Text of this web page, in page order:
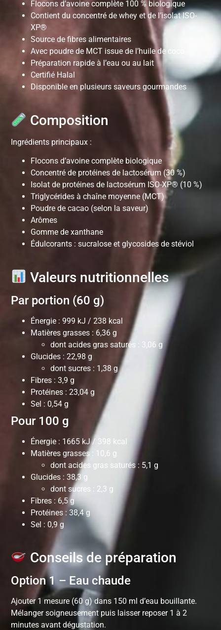
Flocons d’avoine complète 100 % biologique
Contient du concentré de whey et de l’isolat ISO-
XP®
Source de fibres alimentaires
Avec poudre de MCT issue de l’huile de coco
Préparation rapide à l’eau ou au lait
Certifié Halal
Disponible en plusieurs saveurs gourmandes
Composition
Ingrédients principaux :
Flocons d’avoine complète biologique
Concentré de protéines de lactosérum (30 %)
Isolat de protéines de lactosérum ISO-XP® (10 %)
Triglycérides à chaîne moyenne (MCT)
Poudre de cacao (selon la saveur)
Arômes
Gomme de xanthane
Édulcorants : sucralose et glycosides de stéviol
Valeurs nutritionnelles
Par portion (60 g)
Énergie : 999 kJ / 238 kcal
Matières grasses : 6,36 g
dont acides gras saturés : 3,06 g
Glucides : 22,98 g
dont sucres : 1,38 g
Fibres : 3,9 g
Protéines : 23,04 g
Sel : 0,54 g
Pour 100 g
Énergie : 1665 kJ / 398 kcal
Matières grasses : 10,6 g
dont acides gras saturés : 5,1 g
Glucides : 38,3 g
dont sucres : 2,3 g
Fibres : 6,5 g
Protéines : 38,4 g
Sel : 0,9 g
Conseils de préparation
Option 1 – Eau chaude
Ajouter 1 mesure (60 g) dans 150 ml d’eau bouillante.
Mélanger soigneusement puis laisser reposer 1 à 2
minutes avant dégustation.